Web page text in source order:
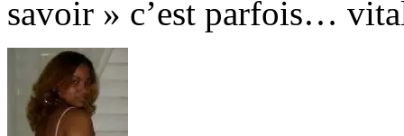
savoir » c’est parfois…